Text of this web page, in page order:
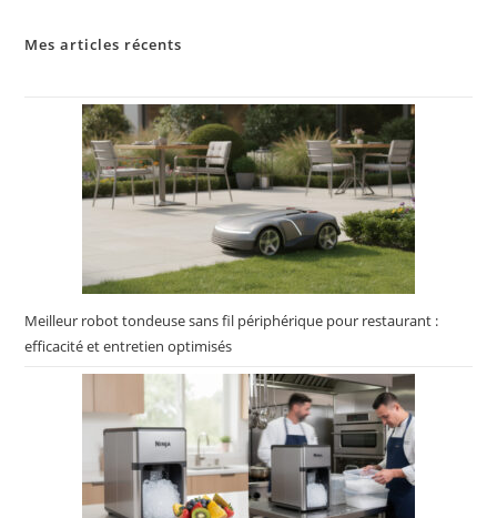
Mes articles récents
Meilleur robot tondeuse sans fil périphérique pour restaurant :
efficacité et entretien optimisés